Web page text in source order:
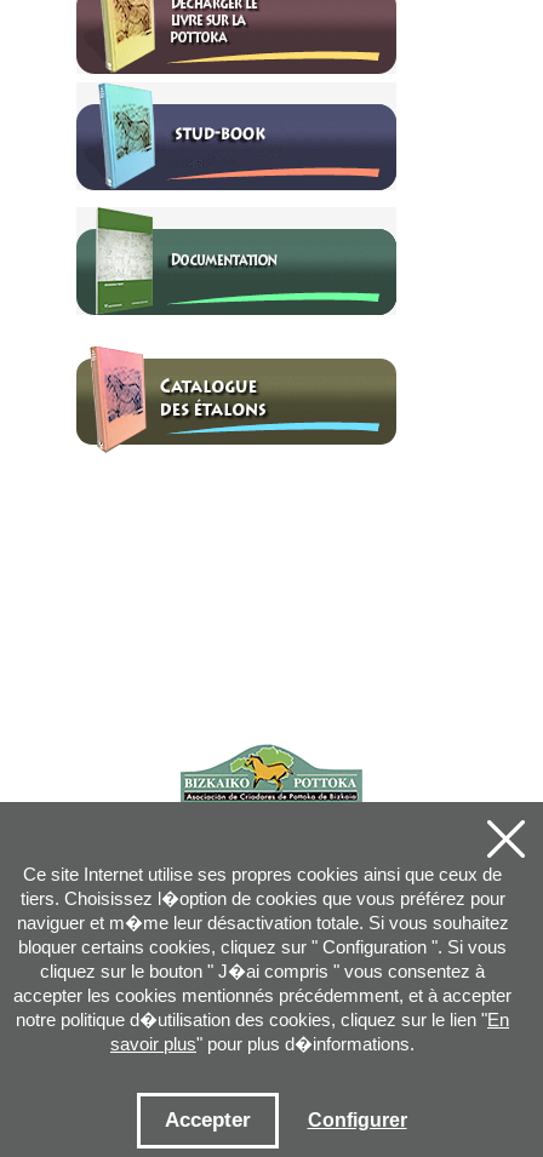
info@pottoka.info
Conditions d'Utilisation-Politique de Privacité-Politique des Cookies
Ce site Internet utilise ses propres cookies ainsi que ceux de
tiers. Choisissez l�option de cookies que vous préférez pour
naviguer et m�me leur désactivation totale. Si vous souhaitez
bloquer certains cookies, cliquez sur " Configuration ". Si vous
cliquez sur le bouton " J�ai compris " vous consentez à
accepter les cookies mentionnés précédemment, et à accepter
notre politique d�utilisation des cookies, cliquez sur le lien "En
savoir plus" pour plus d�informations.
Accepter Configurer